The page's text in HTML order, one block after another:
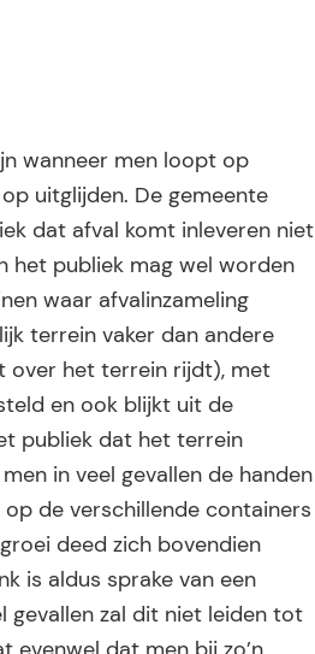
wanneer men loopt op
uitglijden. De gemeente
dat afval komt inleveren niet
het publiek mag wel worden
waar afvalinzameling
terrein vaker dan andere
over het terrein rijdt), met
en ook blijkt uit de
publiek dat het terrein
in veel gevallen de handen
de verschillende containers
deed zich bovendien
is aldus sprake van een
gevallen zal dit niet leiden tot